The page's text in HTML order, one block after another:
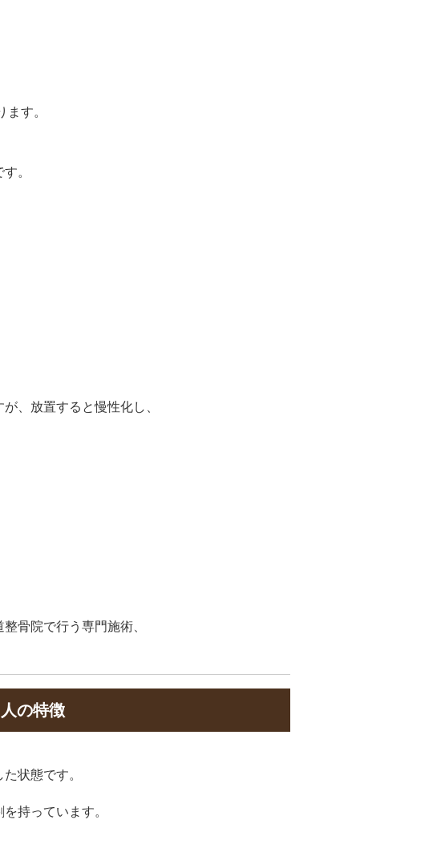
ます。
。
、放置すると慢性化し、
骨院で行う専門施術、
の特徴
状態です。
持っています。